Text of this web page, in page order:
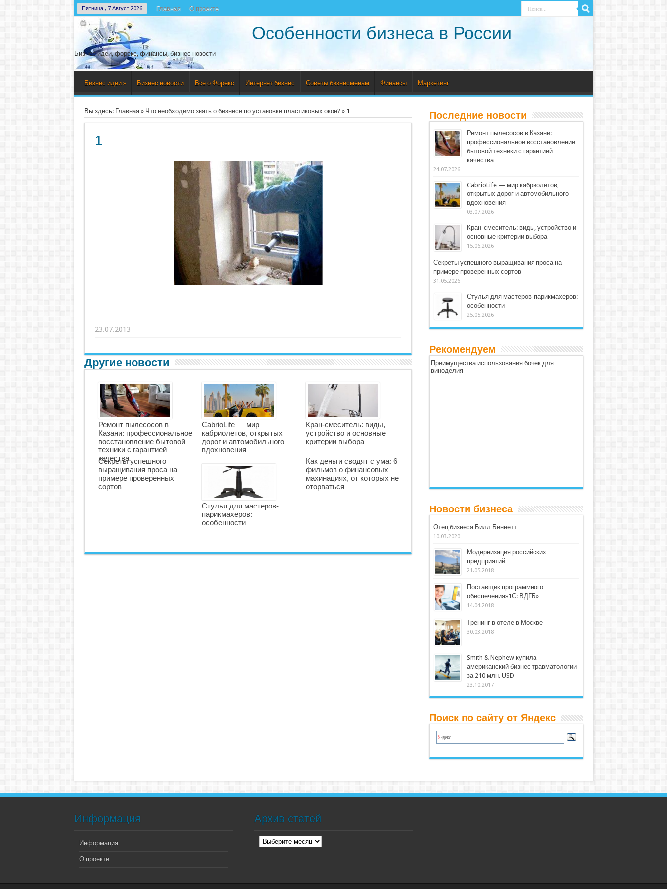
Пятница , 7 Август 2026 Главная О проекте
Особенности бизнеса в России
Бизнес идеи, форекс, финансы, бизнес новости
Бизнес идеи » Бизнес новости Все о Форекс Интернет бизнес Советы бизнесменам Финансы Маркетинг
Вы здесь: Главная» Что необходимо знать о бизнесе по установке пластиковых окон? » 1
1
23.07.2013
Другие новости
Ремонт пылесосов в
Казани: профессиональное
восстановление бытовой
техники с гарантией
качества
CabrioLife — мир
кабриолетов, открытых
дорог и автомобильного
вдохновения
Кран-смеситель: виды,
устройство и основные
критерии выбора
Секреты успешного
выращивания проса на
примере проверенных
сортов
Стулья для мастеров-
парикмахеров:
особенности
Как деньги сводят с ума: 6
фильмов о финансовых
махинациях, от которых не
оторваться
Последние новости
Ремонт пылесосов в Казани:
профессиональное восстановление
бытовой техники с гарантией
качества
24.07.2026
CabrioLife — мир кабриолетов,
открытых дорог и автомобильного
вдохновения
03.07.2026
Кран-смеситель: виды, устройство и
основные критерии выбора
15.06.2026
Секреты успешного выращивания проса на
примере проверенных сортов
31.05.2026
Стулья для мастеров-парикмахеров:
особенности
25.05.2026
Рекомендуем
Преимущества использования бочек для
виноделия
Новости бизнеса
Отец бизнеса Билл Беннетт
10.03.2020
Модернизация российских
предприятий
21.05.2018
Поставщик программного
обеспечения»1С: ВДГБ»
14.04.2018
Тренинг в отеле в Москве
30.03.2018
Smith & Nephew купила
американский бизнес травматологии
за 210 млн. USD
23.10.2017
Поиск по сайту от Яндекс
Информация
Информация
О проекте
Архив статей
Архив
статей